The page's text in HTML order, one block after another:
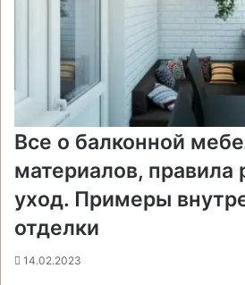
Все о балконной
материалов,
уход. Примеры
отделки
14.02.2023